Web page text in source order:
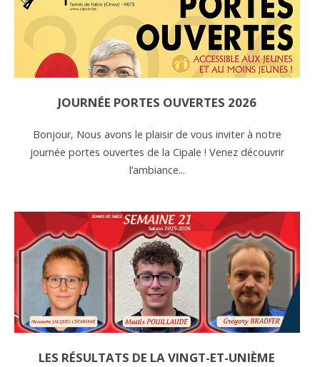
JOURNÉE PORTES OUVERTES 2026
Bonjour, Nous avons le plaisir de vous inviter à notre
journée portes ouvertes de la Cipale ! Venez découvrir
l’ambiance...
LES RÉSULTATS DE LA VINGT-ET-UNIÈME